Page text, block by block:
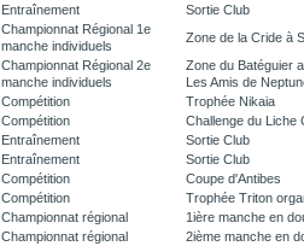
Entraînement
Sortie Club
Championnat Régional 1e
manche individuels
Zone de la Cride à
Championnat Régional 2e
manche individuels
Zone du Batéguier
Les Amis de
Compétition
Trophée Nikaia
Compétition
Challenge du Liche
Entraînement
Sortie Club
Entraînement
Sortie Club
Compétition
Coupe d'Antibes
Compétition
Trophée Triton
Championnat régional
1ière manche en
Championnat régional
2ième manche en